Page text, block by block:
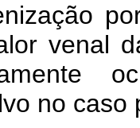
venal
no caso